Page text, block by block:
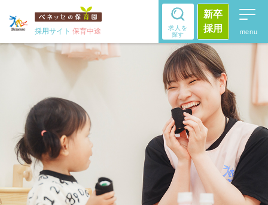
採用サイト 保育中途
求人を
探す
新卒
採用